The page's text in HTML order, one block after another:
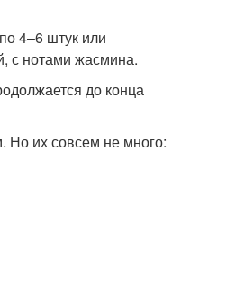
4–6 штук или
с нотами жасмина.
до конца
Но их совсем не много: